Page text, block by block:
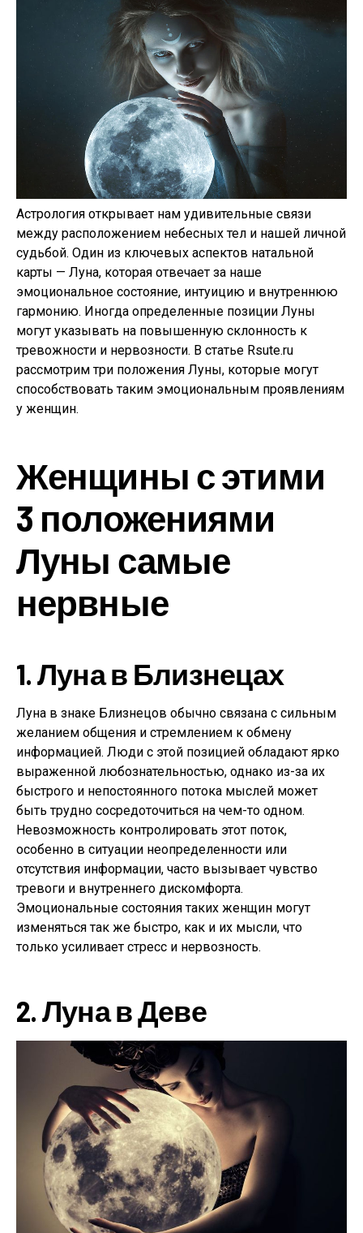
Астрология открывает нам удивительные связи
между расположением небесных тел и нашей личной
судьбой. Один из ключевых аспектов натальной
карты — Луна, которая отвечает за наше
эмоциональное состояние, интуицию и внутреннюю
гармонию. Иногда определенные позиции Луны
могут указывать на повышенную склонность к
тревожности и нервозности. В статье Rsute.ru
рассмотрим три положения Луны, которые могут
способствовать таким эмоциональным проявлениям
у женщин.
Женщины с этими
3 положениями
Луны самые
нервные
1.Луна в Близнецах
Луна в знаке Близнецов обычно связана с сильным
желанием общения и стремлением к обмену
информацией. Люди с этой позицией обладают ярко
выраженной любознательностью, однако из-за их
быстрого и непостоянного потока мыслей может
быть трудно сосредоточиться на чем-то одном.
Невозможность контролировать этот поток,
особенно в ситуации неопределенности или
отсутствия информации, часто вызывает чувство
тревоги и внутреннего дискомфорта.
Эмоциональные состояния таких женщин могут
изменяться так же быстро, как и их мысли, что
только усиливает стресс и нервозность.
2.Луна в Деве